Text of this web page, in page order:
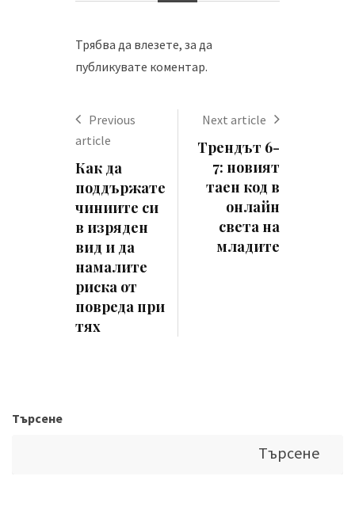
Трябва да влезете, за да
публикувате коментар.
Previous
article
Как да
поддържате
чиниите си
в изряден
вид и да
намалите
риска от
повреда при
тях
Next article
Трендът 6-
7: новият
таен код в
онлайн
света на
младите
Търсене
Търсене